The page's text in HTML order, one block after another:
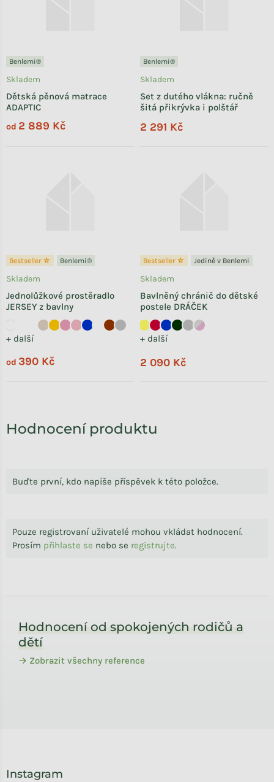
Hodnocení produktu
Buďte první, kdo napíše příspěvek k této položce.
Pouze registrovaní uživatelé mohou vkládat hodnocení.
Prosím přihlaste se nebo se registrujte.
Benlemi®
Dětská pěnová matrace
ADAPTIC
Skladem
od 2 889 Kč
Benlemi®
Set z dutého vlákna: ručně
šitá přikrývka i polštář
Skladem
2 291 Kč
Bestseller ☆ Benlemi®
Jednolůžkové prostěradlo
JERSEY z bavlny
+ další
Skladem
od 390 Kč
Bestseller ☆ Jedině v Benlemi
Bavlněný chránič do dětské
postele DRÁČEK
+ další
Skladem
2 090 Kč
Hodnocení od spokojených rodičů a
dětí
→ Zobrazit všechny reference
Instagram